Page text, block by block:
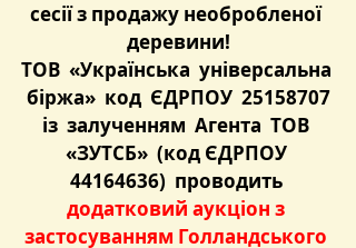
сесії з продажу необробленої
деревини!
ТОВ  «Українська  універсальна
біржа»  код  ЄДРПОУ  25158707
із  залученням  Агента  ТОВ
«ЗУТСБ»  (код ЄДРПОУ
44164636)  проводить
додатковий аукціон з
застосуванням Голландського